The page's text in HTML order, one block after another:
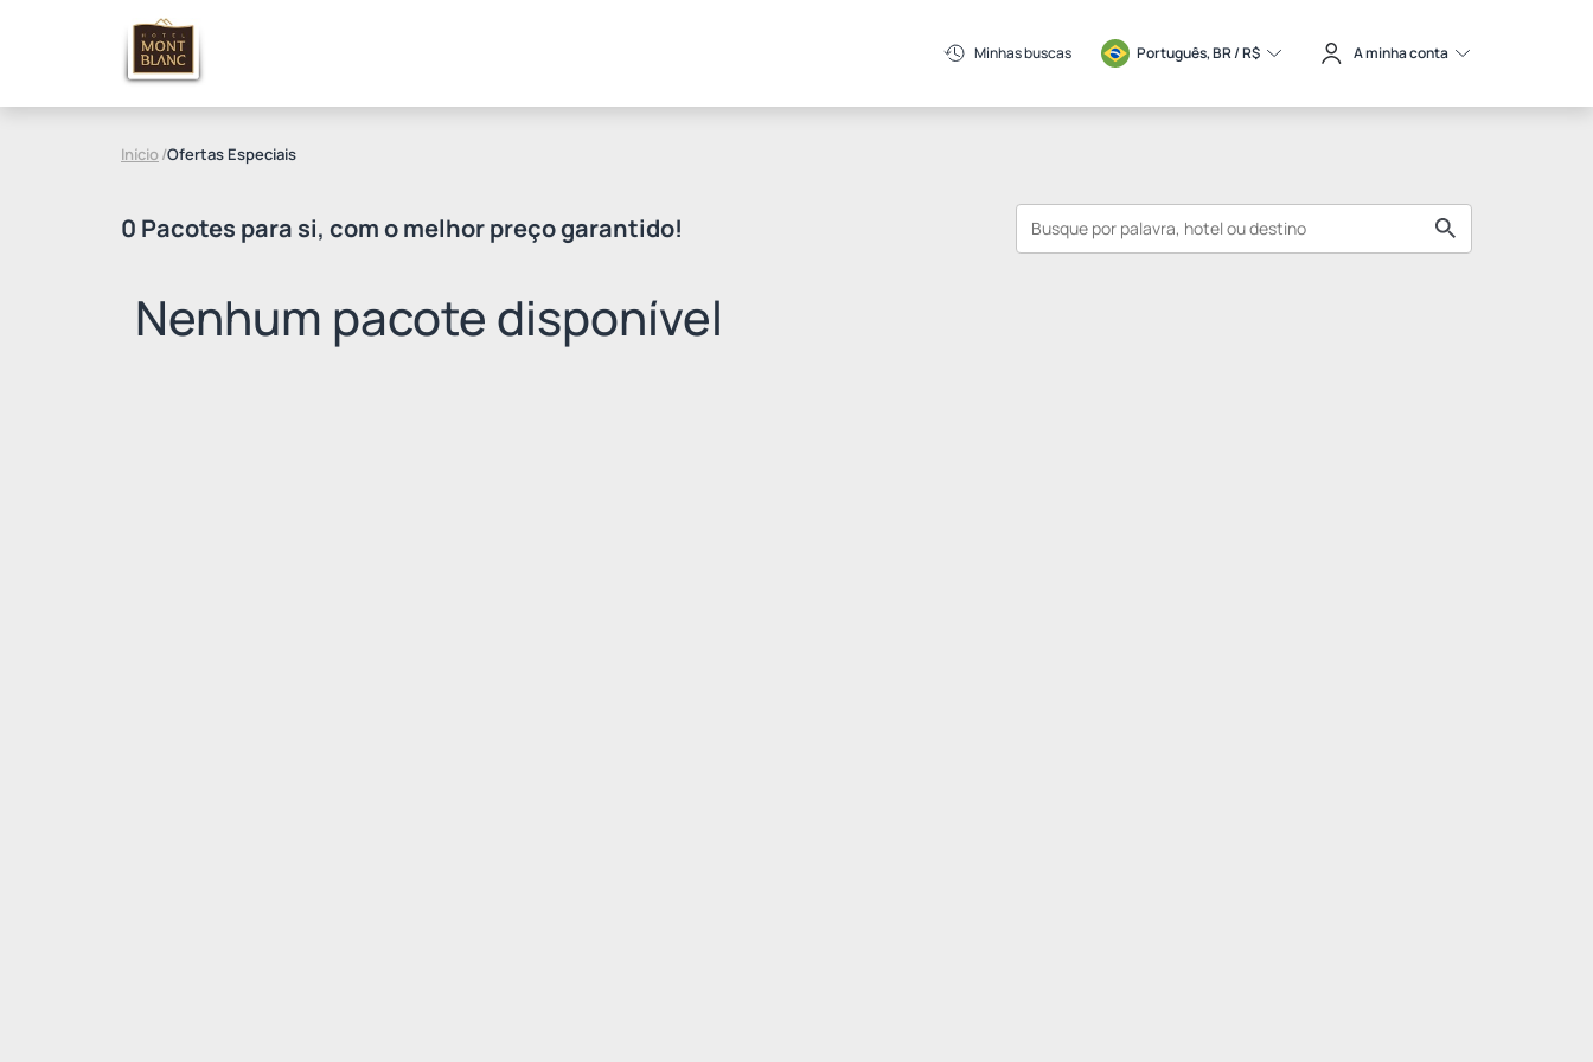
Minhas buscas Português, BR / R$ A minha conta
Início/Ofertas Especiais
0 Pacotes para si, com o melhor preço garantido!
Nenhum pacote disponível